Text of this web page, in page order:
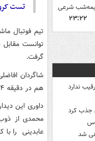
شرعی
۲۳:۲۲
ندارد
شد
تست
تیم فوتبال
گرفت.
هم در دقیقه ۳۴ توسط اسماعیلی فر به گل رسید که توسط داور آفساید اعلام شد.
داوری این
محمدی از
عابدینی را